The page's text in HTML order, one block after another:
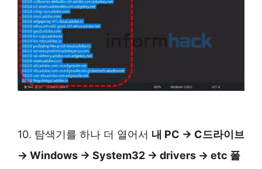
10. 탐색기를 하나 더 열어서 내 PC → C드라이브
→ Windows → System32 → drivers → etc 폴